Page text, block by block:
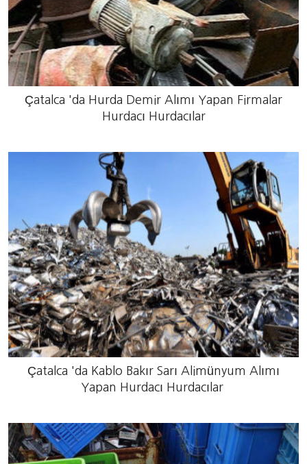
Çatalca 'da Hurda Demir Alımı Yapan Firmalar
Hurdacı Hurdacılar
Çatalca 'da Kablo Bakır Sarı Alimünyum Alımı
Yapan Hurdacı Hurdacılar